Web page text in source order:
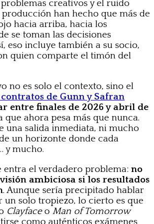
creativos y el ruido
han hecho que más de
hacia arriba, hacia los
se toman las decisiones
eso incluye también a su socio,
quien comparte el timón del
no es solo el contexto, sino el
contratos de Gunn y Safran
entre finales de 2026 y abril de
que ahora pesa más que nunca.
una salida inmediata, ni mucho
un horizonte donde cada
y mucho.
entra el verdadero problema: no
ambiciosa si los resultados
. Aunque sería precipitado hablar
un solo tropiezo, lo cierto es que
Clayfaceo Man of Tomorrow
como auténticos exámenes